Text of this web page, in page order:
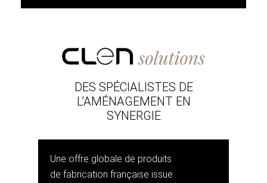
DES SPÉCIALISTES DE
L’AMÉNAGEMENT EN
SYNERGIE
Une offre globale de produits
de fabrication française issue